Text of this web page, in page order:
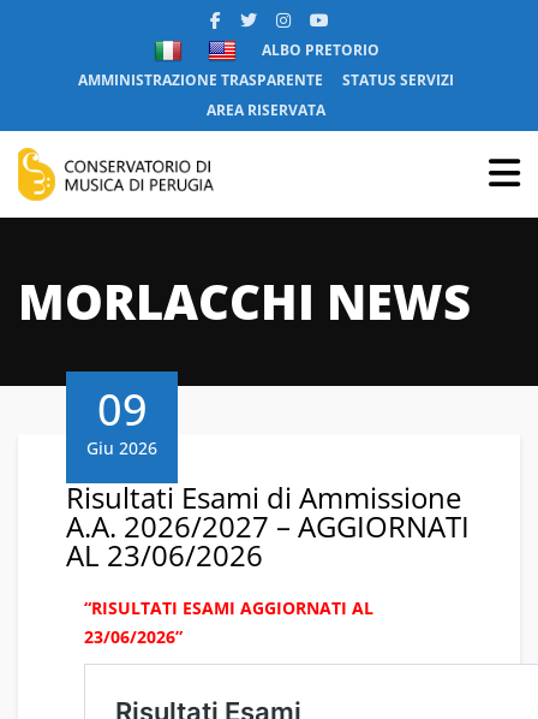
ALBO PRETORIO
AMMINISTRAZIONE TRASPARENTE
STATUS SERVIZI
AREA RISERVATA
MORLACCHI NEWS
09
Giu 2026
Risultati Esami di Ammissione
A.A. 2026/2027 – AGGIORNATI
AL 23/06/2026
“RISULTATI ESAMI AGGIORNATI AL
23/06/2026”